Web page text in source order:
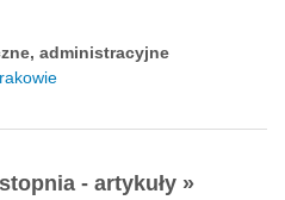
administracyjne
- artykuły »